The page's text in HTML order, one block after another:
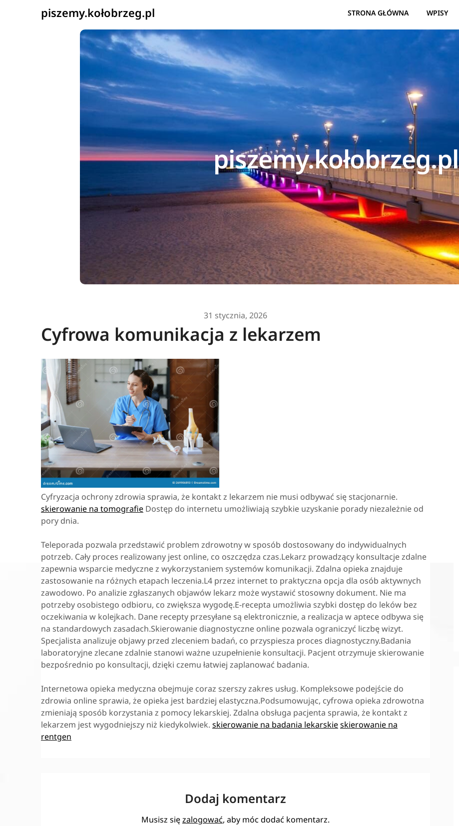
piszemy.kołobrzeg.pl STRONA GŁÓWNA WPISY
piszemy.kołobrzeg.pl
31 stycznia, 2026
Cyfrowa komunikacja z lekarzem
Cyfryzacja ochrony zdrowia sprawia, że kontakt z lekarzem nie musi odbywać się stacjonarnie.
skierowanie na tomografie Dostęp do internetu umożliwiają szybkie uzyskanie porady niezależnie od
pory dnia.
Teleporada pozwala przedstawić problem zdrowotny w sposób dostosowany do indywidualnych
potrzeb. Cały proces realizowany jest online, co oszczędza czas.Lekarz prowadzący konsultacje zdalne
zapewnia wsparcie medyczne z wykorzystaniem systemów komunikacji. Zdalna opieka znajduje
zastosowanie na różnych etapach leczenia.L4 przez internet to praktyczna opcja dla osób aktywnych
zawodowo. Po analizie zgłaszanych objawów lekarz może wystawić stosowny dokument. Nie ma
potrzeby osobistego odbioru, co zwiększa wygodę.E-recepta umożliwia szybki dostęp do leków bez
oczekiwania w kolejkach. Dane recepty przesyłane są elektronicznie, a realizacja w aptece odbywa się
na standardowych zasadach.Skierowanie diagnostyczne online pozwala ograniczyć liczbę wizyt.
Specjalista analizuje objawy przed zleceniem badań, co przyspiesza proces diagnostyczny.Badania
laboratoryjne zlecane zdalnie stanowi ważne uzupełnienie konsultacji. Pacjent otrzymuje skierowanie
bezpośrednio po konsultacji, dzięki czemu łatwiej zaplanować badania.
Internetowa opieka medyczna obejmuje coraz szerszy zakres usług. Kompleksowe podejście do
zdrowia online sprawia, że opieka jest bardziej elastyczna.Podsumowując, cyfrowa opieka zdrowotna
zmieniają sposób korzystania z pomocy lekarskiej. Zdalna obsługa pacjenta sprawia, że kontakt z
lekarzem jest wygodniejszy niż kiedykolwiek. skierowanie na badania lekarskieskierowanie na
rentgen
Dodaj komentarz
Musisz sięzalogować, aby móc dodać komentarz.